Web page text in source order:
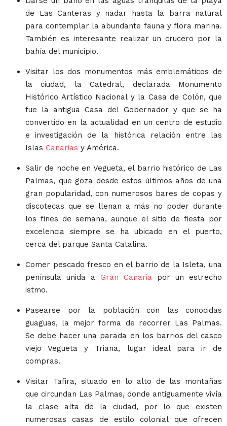
de Las Canteras y nadar hasta la barra natural
para contemplar la abundante fauna y flora marina.
También es interesante realizar un crucero por la
bahía del municipio.
Visitar los dos monumentos más emblemáticos de
la ciudad, la Catedral, declarada Monumento
Histórico Artístico Nacional y la Casa de Colón, que
fue la antigua Casa del Gobernador y que se ha
convertido en la actualidad en un centro de estudio
e investigación de la histórica relación entre las
Islas Canarias y América.
Salir de noche en Vegueta, el barrio histórico de Las
Palmas, que goza desde estos últimos años de una
gran popularidad, con numerosos bares de copas y
discotecas que se llenan a más no poder durante
los fines de semana, aunque el sitio de fiesta por
excelencia siempre se ha ubicado en el puerto,
cerca del parque Santa Catalina.
Comer pescado fresco en el barrio de la Isleta, una
península unida a Gran Canaria por un estrecho
istmo.
Pasearse por la población con las conocidas
guaguas, la mejor forma de recorrer Las Palmas.
Se debe hacer una parada en los barrios del casco
viejo Vegueta y Triana, lugar ideal para ir de
compras.
Visitar Tafira, situado en lo alto de las montañas
que circundan Las Palmas, donde antiguamente vivía
la clase alta de la ciudad, por lo que existen
numerosas casas de estilo colonial que ofrecen